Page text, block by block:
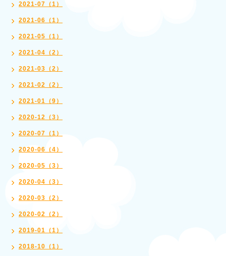
2021-07（1）
2021-06（1）
2021-05（1）
2021-04（2）
2021-03（2）
2021-02（2）
2021-01（9）
2020-12（3）
2020-07（1）
2020-06（4）
2020-05（3）
2020-04（3）
2020-03（2）
2020-02（2）
2019-01（1）
2018-10（1）